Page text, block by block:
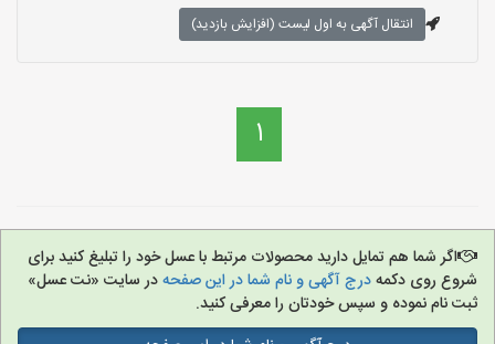
انتقال آگهی به اول لیست (افزایش بازدید)
1
اگر شما هم تمایل دارید محصولات مرتبط با عسل خود را تبلیغ کنید برای
شروع روی دکمهدرج آگهی و نام شما در این صفحهدر سایت «نت عسل»
ثبت نام نموده و سپس خودتان را معرفی کنید.